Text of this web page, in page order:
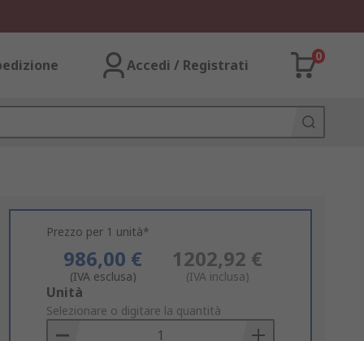
Accedi / Registrati
0
Prezzo per 1 unità*
986,00 €
(IVA esclusa)
1202,92 €
(IVA inclusa)
Add
to
Basket
Unità
Selezionare o digitare la quantità